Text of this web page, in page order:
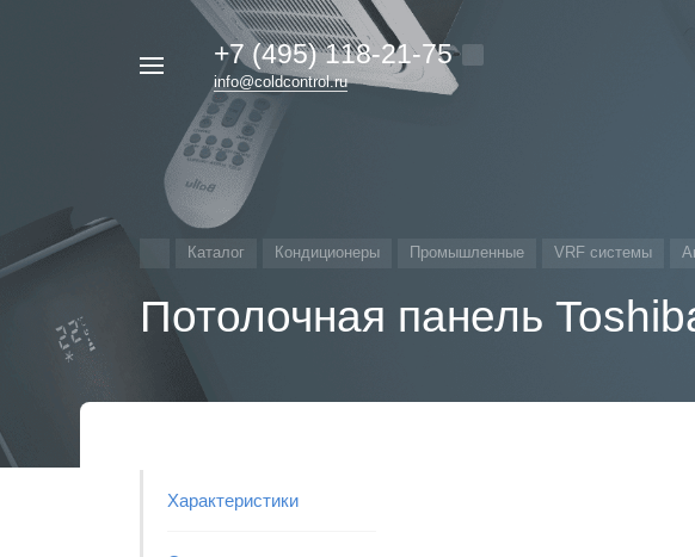
+7 (495) 118-21-75
info@coldcontrol.ru
Каталог Кондиционеры Промышленные VRF системы
Потолочная панель
Характеристики